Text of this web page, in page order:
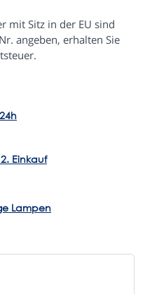
mit Sitz in der EU sind
angeben, erhalten Sie
Einkauf
Lampen